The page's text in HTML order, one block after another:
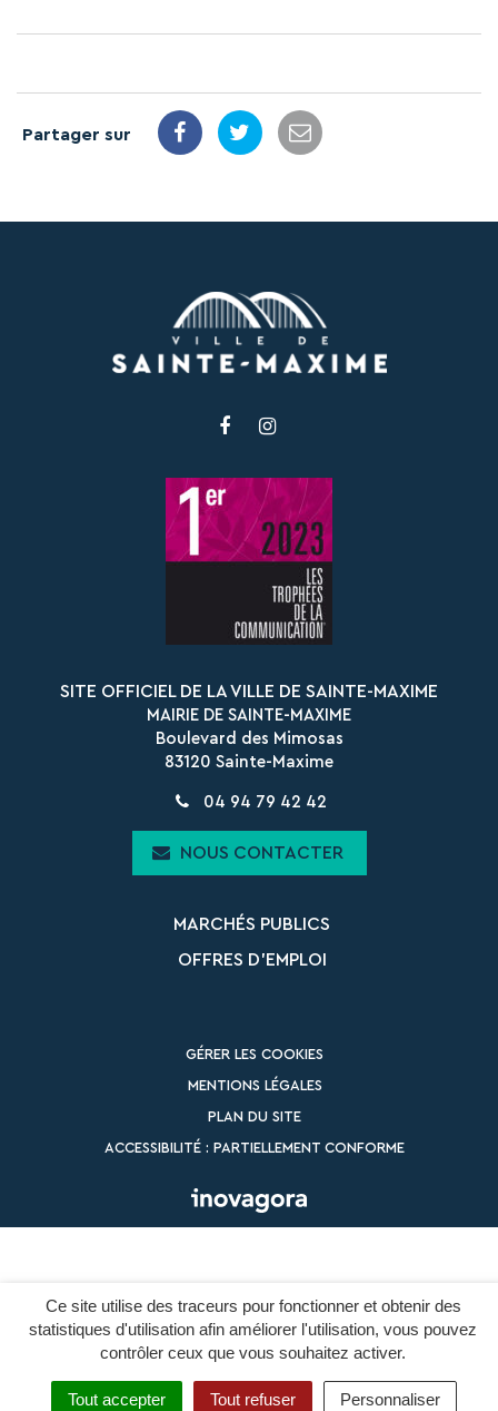
Ce site utilise des traceurs pour fonctionner et obtenir des
statistiques d'utilisation afin améliorer l'utilisation, vous pouvez
contrôler ceux que vous souhaitez activer.
Tout accepter Tout refuser Personnaliser
Partager sur
Lien
le
compte
Facebook
le
compte
Instagram
SITE OFFICIEL DE LA VILLE DE SAINTE-MAXIME
MAIRIE DE SAINTE-MAXIME
Boulevard des Mimosas
83120 Sainte-Maxime
04 94 79 42 42
NOUS CONTACTER
MARCHÉS PUBLICS
OFFRES D’EMPLOI
GÉRER LES COOKIES
MENTIONS LÉGALES
PLAN DU SITE
ACCESSIBILITÉ : PARTIELLEMENT CONFORME